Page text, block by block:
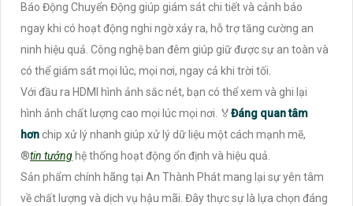
Báo Động Chuyển Động giúp giám sát chi tiết và cảnh báo
ngay khi có hoạt động nghi ngờ xảy ra, hỗ trợ tăng cường an
ninh hiệu quả. Công nghệ ban đêm giúp giữ được sự an toàn và
có thể giám sát mọi lúc, mọi nơi, ngay cả khi trời tối.
Với đầu ra HDMI hình ảnh sắc nét, bạn có thể xem và ghi lại
hình ảnh chất lượng cao mọi lúc mọi nơi. ️🏅️Đáng quan tâm
hơnchip xử lý nhanh giúp xử lý dữ liệu một cách mạnh mẽ,
®️tin tưởng hệ thống hoạt động ổn định và hiệu quả.
Sản phẩm chính hãng tại An Thành Phát mang lại sự yên tâm
về chất lượng và dịch vụ hậu mãi. Đây thực sự là lựa chọn đáng